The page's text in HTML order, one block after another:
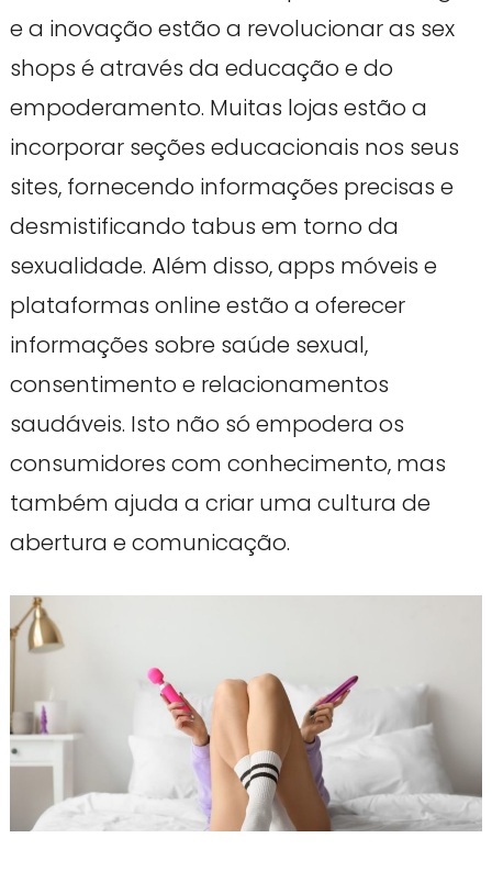
e a inovação estão a revolucionar as sex
shops é através da educação e do
empoderamento. Muitas lojas estão a
incorporar seções educacionais nos seus
sites, fornecendo informações precisas e
desmistificando tabus em torno da
sexualidade. Além disso, apps móveis e
plataformas online estão a oferecer
informações sobre saúde sexual,
consentimento e relacionamentos
saudáveis. Isto não só empodera os
consumidores com conhecimento, mas
também ajuda a criar uma cultura de
abertura e comunicação.